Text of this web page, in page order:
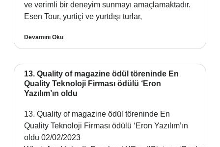
ve verimli bir deneyim sunmayı amaçlamaktadır.
Esen Tour, yurtiçi ve yurtdışı turlar,
Devamını Oku
13. Quality of magazine ödül töreninde En
Quality Teknoloji Firması ödülü ‘Eron
Yazılım’ın oldu
13. Quality of magazine ödül töreninde En
Quality Teknoloji Firması ödülü ‘Eron Yazılım’ın
oldu 02/02/2023